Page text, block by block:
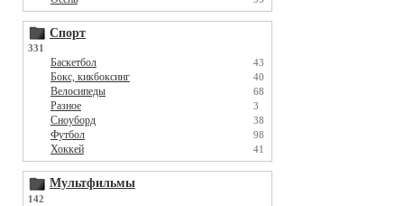
Спорт
331
Баскетбол 43
Бокс, кикбоксинг 40
Велосипеды 68
Разное 3
Сноуборд 38
Футбол 98
Хоккей 41
Мультфильмы
142